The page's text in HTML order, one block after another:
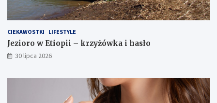
CIEKAWOSTKI LIFESTYLE
Jezioro w Etiopii – krzyżówka i hasło
30 lipca 2026